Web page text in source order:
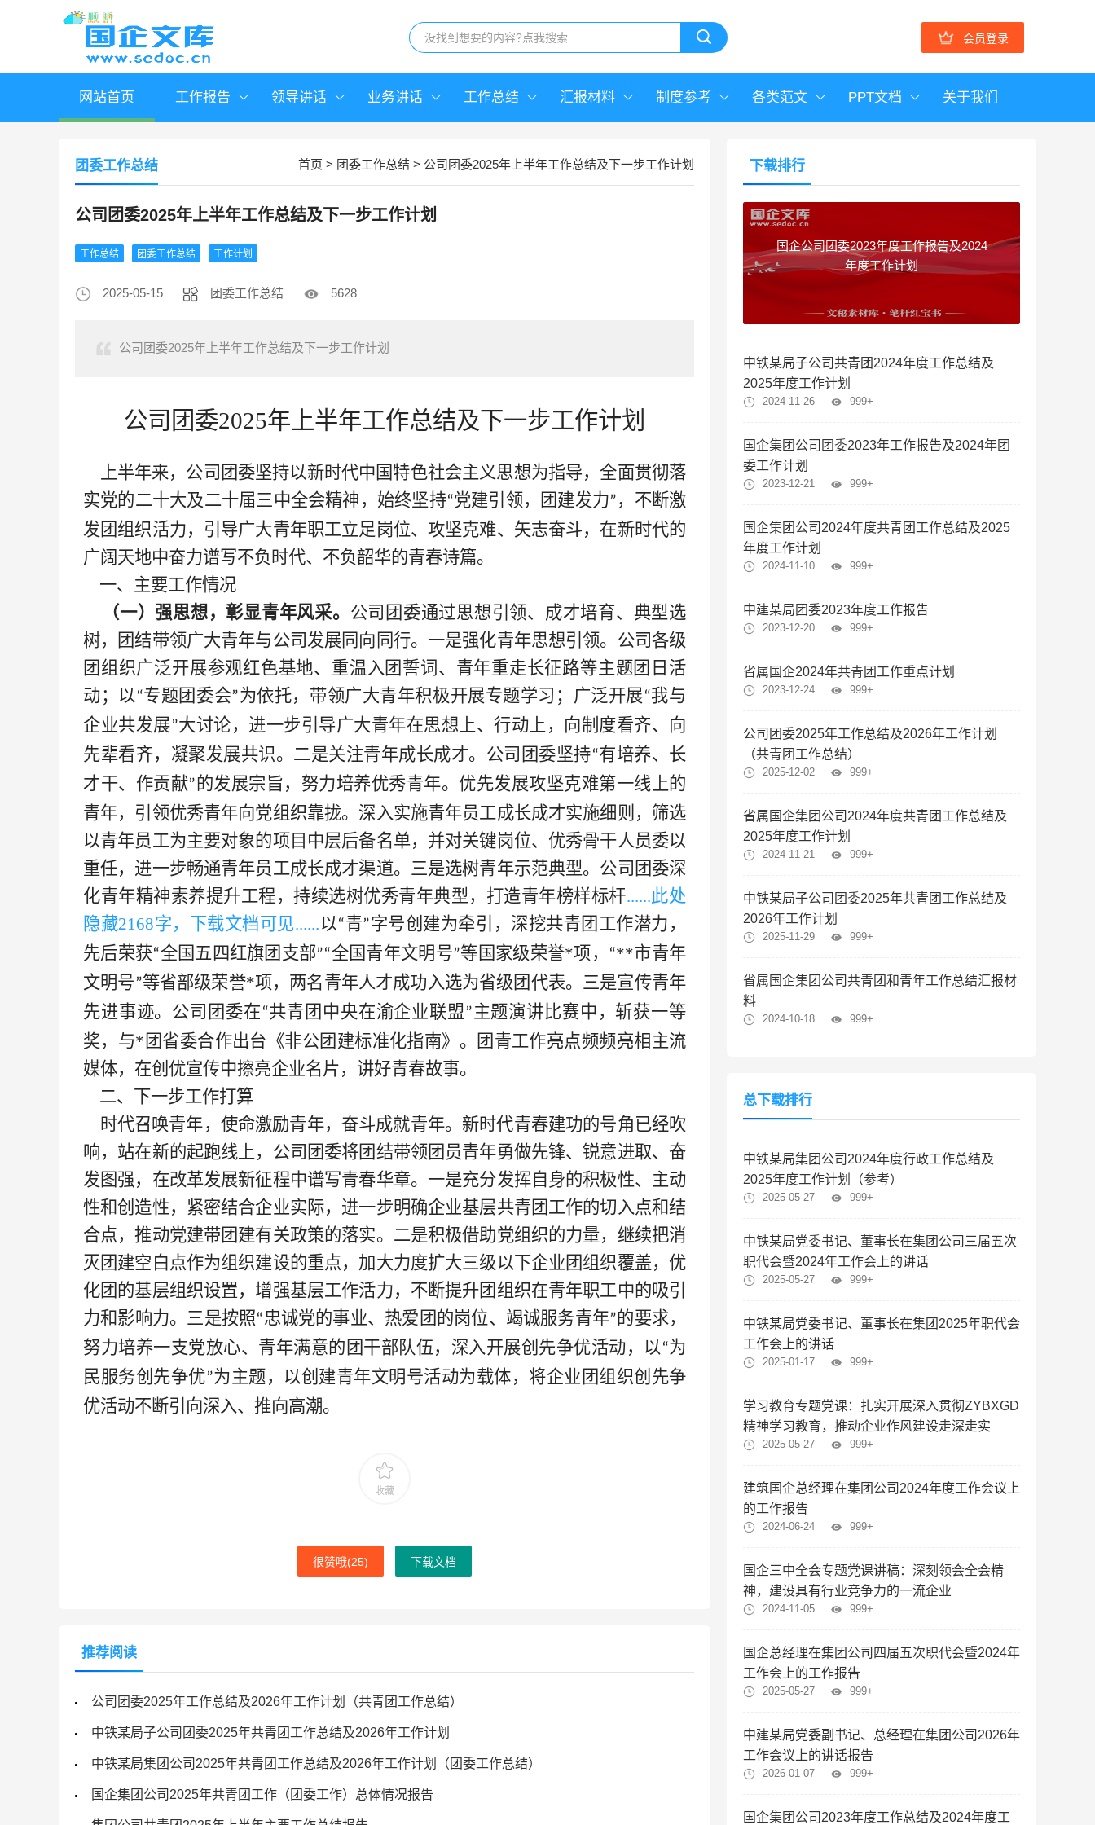
会员登录
网站首页 工作报告 领导讲话 业务讲话 工作总结 汇报材料 制度参考 各类范文 PPT文档 关于我们
首页 > 团委工作总结 > 公司团委2025年上半年工作总结及下一步工作计划
团委工作总结
公司团委2025年上半年工作总结及下一步工作计划
工作总结 团委工作总结 工作计划
2025-05-15 团委工作总结 5628
公司团委2025年上半年工作总结及下一步工作计划
公司团委2025年上半年工作总结及下一步工作计划
上半年来，公司团委坚持以新时代中国特色社会主义思想为指导，全面贯彻落
实党的二十大及二十届三中全会精神，始终坚持“党建引领，团建发力”，不断激
发团组织活力，引导广大青年职工立足岗位、攻坚克难、矢志奋斗，在新时代的
广阔天地中奋力谱写不负时代、不负韶华的青春诗篇。
一、主要工作情况
（一）强思想，彰显青年风采。 公司团委通过思想引领、成才培育、典型选
树，团结带领广大青年与公司发展同向同行。一是强化青年思想引领。公司各级
团组织广泛开展参观红色基地、重温入团誓词、青年重走长征路等主题团日活
动；以“专题团委会”为依托，带领广大青年积极开展专题学习；广泛开展“我与
企业共发展”大讨论，进一步引导广大青年在思想上、行动上，向制度看齐、向
先辈看齐，凝聚发展共识。二是关注青年成长成才。公司团委坚持“有培养、长
才干、作贡献”的发展宗旨，努力培养优秀青年。优先发展攻坚克难第一线上的
青年，引领优秀青年向党组织靠拢。深入实施青年员工成长成才实施细则，筛选
以青年员工为主要对象的项目中层后备名单，并对关键岗位、优秀骨干人员委以
重任，进一步畅通青年员工成长成才渠道。三是选树青年示范典型。公司团委深
化青年精神素养提升工程，持续选树优秀青年典型，打造青年榜样标杆......此处
隐藏2168字，下载文档可见......以“青”字号创建为牵引，深挖共青团工作潜力，
先后荣获“全国五四红旗团支部”“全国青年文明号”等国家级荣誉*项， “**市青年
文明号”等省部级荣誉*项，两名青年人才成功入选为省级团代表。三是宣传青年
先进事迹。公司团委在“共青团中央在渝企业联盟”主题演讲比赛中，斩获一等
奖，与* 团省委合作出台《非公团建标准化指南》。团青工作亮点频频亮相主流
媒体，在创优宣传中擦亮企业名片，讲好青春故事。
二、下一步工作打算
时代召唤青年，使命激励青年，奋斗成就青年。新时代青春建功的号角已经吹
响，站在新的起跑线上，公司团委将团结带领团员青年勇做先锋、锐意进取、奋
发图强，在改革发展新征程中谱写青春华章。 一是充分发挥自身的积极性、主动
性和创造性，紧密结合企业实际，进一步明确企业基层共青团工作的切入点和结
合点，推动党建带团建有关政策的落实。 二是积极借助党组织的力量，继续把消
灭团建空白点作为组织建设的重点，加大力度扩大三级以下企业团组织覆盖，优
化团的基层组织设置，增强基层工作活力，不断提升团组织在青年职工中的吸引
力和影响力。 三是按照“忠诚党的事业、热爱团的岗位、竭诚服务青年”的要求，
努力培养一支党放心、青年满意的团干部队伍， 深入开展创先争优活动，以“为
民服务创先争优”为主题，以创建青年文明号活动为载体，将企业团组织创先争
优活动不断引向深入、推向高潮。
收藏
很赞哦(25) 下载文档
推荐阅读
公司团委2025年工作总结及2026年工作计划（共青团工作总结）
中铁某局子公司团委2025年共青团工作总结及2026年工作计划
中铁某局集团公司2025年共青团工作总结及2026年工作计划（团委工作总结）
国企集团公司2025年共青团工作（团委工作）总体情况报告
下载排行
国企公司团委2023年度工作报告及2024
年度工作计划
中铁某局子公司共青团2024年度工作总结及
2025年度工作计划
2024-11-26 999+
国企集团公司团委2023年工作报告及2024年团
委工作计划
2023-12-21 999+
国企集团公司2024年度共青团工作总结及2025
年度工作计划
2024-11-10 999+
中建某局团委2023年度工作报告
2023-12-20 999+
省属国企2024年共青团工作重点计划
2023-12-24 999+
公司团委2025年工作总结及2026年工作计划
（共青团工作总结）
2025-12-02 999+
省属国企集团公司2024年度共青团工作总结及
2025年度工作计划
2024-11-21 999+
中铁某局子公司团委2025年共青团工作总结及
2026年工作计划
2025-11-29 999+
省属国企集团公司共青团和青年工作总结汇报材
料
2024-10-18 999+
总下载排行
中铁某局集团公司2024年度行政工作总结及
2025年度工作计划（参考）
2025-05-27 999+
中铁某局党委书记、董事长在集团公司三届五次
职代会暨2024年工作会上的讲话
2025-05-27 999+
中铁某局党委书记、董事长在集团2025年职代会
工作会上的讲话
2025-01-17 999+
学习教育专题党课：扎实开展深入贯彻ZYBXGD
精神学习教育，推动企业作风建设走深走实
2025-05-27 999+
建筑国企总经理在集团公司2024年度工作会议上
的工作报告
2024-06-24 999+
国企三中全会专题党课讲稿：深刻领会全会精
神，建设具有行业竞争力的一流企业
2024-11-05 999+
国企总经理在集团公司四届五次职代会暨2024年
工作会上的工作报告
2025-05-27 999+
中建某局党委副书记、总经理在集团公司2026年
工作会议上的讲话报告
2026-01-07 999+
国企集团公司2023年度工作总结及2024年度工